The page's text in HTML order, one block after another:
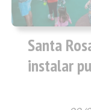
Santa
instalar